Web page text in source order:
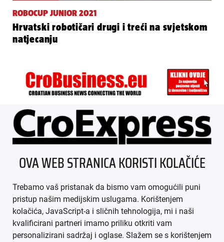
ROBOCUP JUNIOR 2021
Hrvatski robotičari drugi i treći na svjetskom
natjecanju
ÜBER UNS
IMPRESSUM
AGB
DATENSCHUTZ
OVA WEB STRANICA KORISTI KOLAČIĆE
Trebamo vaš pristanak da bismo vam omogućili puni
pristup našim medijskim uslugama. Korištenjem
kolačića, JavaScript-a i sličnih tehnologija, mi i naši
kvalificirani partneri imamo priliku otkriti vam
personalizirani sadržaj i oglase. Slažem se s korištenjem